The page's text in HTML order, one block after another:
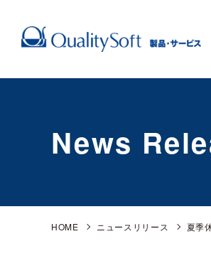
News
HOME ニュースリリース 夏季